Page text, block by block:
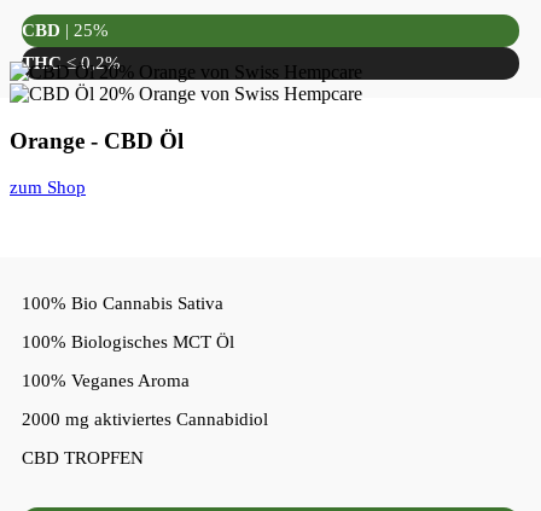
CBD | 25%
THC≤ 0,2%
Orange - CBD Öl
zum Shop
100% Bio Cannabis Sativa
100% Biologisches MCT Öl
100% Veganes Aroma
2000 mg aktiviertes Cannabidiol
CBD TROPFEN